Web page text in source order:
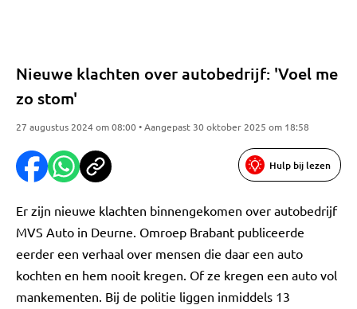
Nieuwe klachten over autobedrijf: 'Voel me
zo stom'
27 augustus 2024 om 08:00 • Aangepast 30 oktober 2025 om 18:58
Hulp bij lezen
Er zijn nieuwe klachten binnengekomen over autobedrijf
MVS Auto in Deurne. Omroep Brabant publiceerde
eerder een verhaal over mensen die daar een auto
kochten en hem nooit kregen. Of ze kregen een auto vol
mankementen. Bij de politie liggen inmiddels 13